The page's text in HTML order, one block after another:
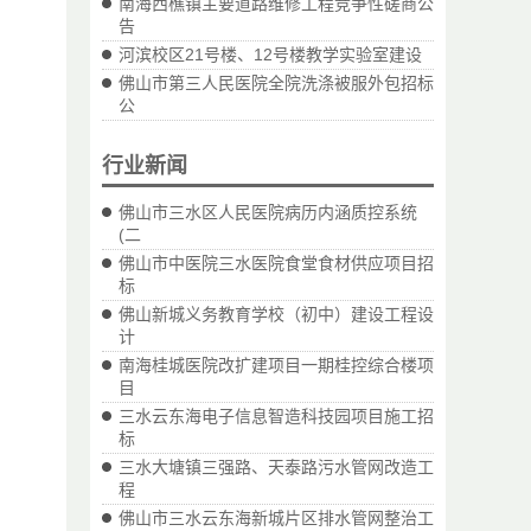
告
河滨校区21号楼、12号楼教学实验室建设
佛山市第三人民医院全院洗涤被服外包招标
公
行业新闻
佛山市三水区人民医院病历内涵质控系统
(二
佛山市中医院三水医院食堂食材供应项目招
标
佛山新城义务教育学校（初中）建设工程设
计
南海桂城医院改扩建项目一期桂控综合楼项
目
三水云东海电子信息智造科技园项目施工招
标
三水大塘镇三强路、天泰路污水管网改造工
程
佛山市三水云东海新城片区排水管网整治工